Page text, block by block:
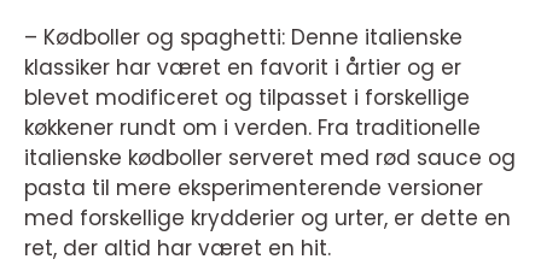
– Kødboller og spaghetti: Denne italienske
klassiker har været en favorit i årtier og er
blevet modificeret og tilpasset i forskellige
køkkener rundt om i verden. Fra traditionelle
italienske kødboller serveret med rød sauce og
pasta til mere eksperimenterende versioner
med forskellige krydderier og urter, er dette en
ret, der altid har været en hit.